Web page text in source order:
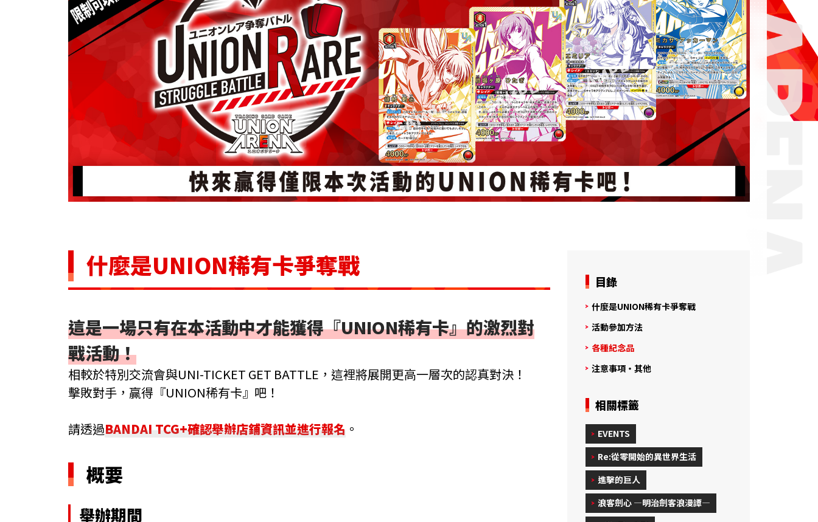
什麼是UNION稀有卡爭奪戰
這是一場只有在本活動中才能獲得『UNION稀有卡』的激烈對
戰活動！
相較於特別交流會與UNI-TICKET GET BATTLE，這裡將展開更高一層次的認真對決！
擊敗對手，贏得『UNION稀有卡』吧！
請透過BANDAI TCG+確認舉辦店鋪資訊並進行報名 。
概要
舉辦期間
目錄
什麼是UNION稀有卡爭奪戰
活動參加方法
各種紀念品
注意事項・其他
相關標籤
EVENTS
Re:從零開始的異世界生活
進擊的巨人
浪客劍心 ―明治劍客浪漫譚―